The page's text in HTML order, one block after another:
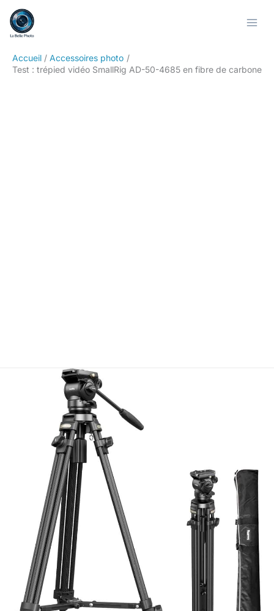
contenu
Accueil
Accessoires photo
Test : trépied vidéo SmallRig AD-50-4685 en fibre de carbone
Rechercher